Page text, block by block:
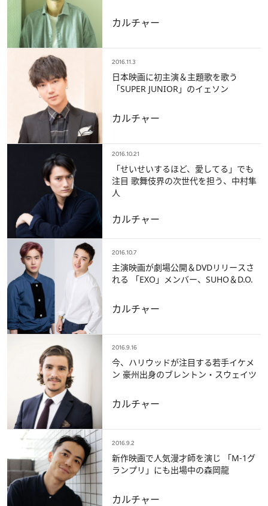
カルチャー
2016.11.3
日本映画に初主演＆主題歌を歌う
「SUPER JUNIOR」のイェソン
カルチャー
2016.10.21
「せいせいするほど、愛してる」でも
注目 歌舞伎界の次世代を担う、中村隼
人
カルチャー
2016.10.7
主演映画が劇場公開＆DVDリリースさ
れる 「EXO」メンバー、SUHO＆D.O.
カルチャー
2016.9.16
今、ハリウッドが注目する若手イケメ
ン 豪州出身のブレントン・スウェイツ
カルチャー
2016.9.2
新作映画で人気漫才師を演じ 「M-1グ
ランプリ」にも出場中の森岡龍
カルチャー